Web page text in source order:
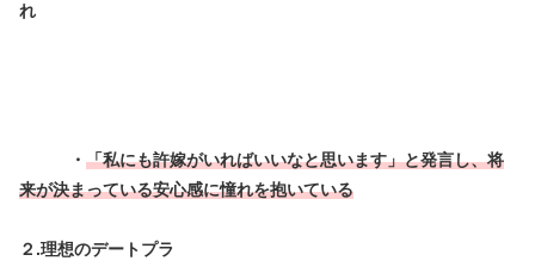
れ
・ 「私にも許嫁がいればいいなと思います」と発言し、将
来が決まっている安心感に憧れを抱いている
２.理想のデートプラ